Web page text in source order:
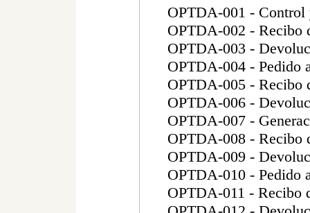
OPTDA-001 - Control
OPTDA-002 - Recibo
OPTDA-003 -
OPTDA-004 - Pedido
OPTDA-005 - Recibo
OPTDA-006 -
OPTDA-007 -
OPTDA-008 - Recibo
OPTDA-009 -
OPTDA-010 - Pedido
OPTDA-011 - Recibo